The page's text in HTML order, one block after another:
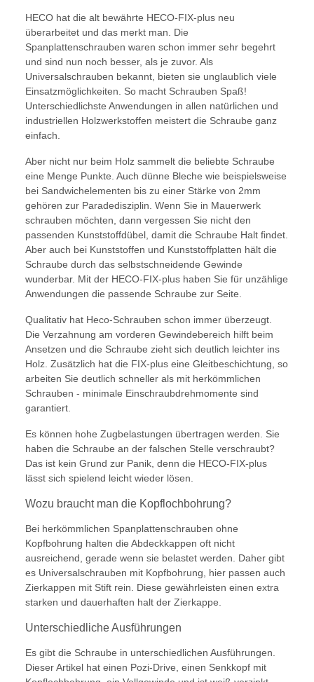
HECO hat die alt bewährte HECO-FIX-plus neu
überarbeitet und das merkt man. Die
Spanplattenschrauben waren schon immer sehr begehrt
und sind nun noch besser, als je zuvor. Als
Universalschrauben bekannt, bieten sie unglaublich viele
Einsatzmöglichkeiten. So macht Schrauben Spaß!
Unterschiedlichste Anwendungen in allen natürlichen und
industriellen Holzwerkstoffen meistert die Schraube ganz
einfach.
Aber nicht nur beim Holz sammelt die beliebte Schraube
eine Menge Punkte. Auch dünne Bleche wie beispielsweise
bei Sandwichelementen bis zu einer Stärke von 2mm
gehören zur Paradedisziplin. Wenn Sie in Mauerwerk
schrauben möchten, dann vergessen Sie nicht den
passenden Kunststoffdübel, damit die Schraube Halt findet.
Aber auch bei Kunststoffen und Kunststoffplatten hält die
Schraube durch das selbstschneidende Gewinde
wunderbar. Mit der HECO-FIX-plus haben Sie für unzählige
Anwendungen die passende Schraube zur Seite.
Qualitativ hat Heco-Schrauben schon immer überzeugt.
Die Verzahnung am vorderen Gewindebereich hilft beim
Ansetzen und die Schraube zieht sich deutlich leichter ins
Holz. Zusätzlich hat die FIX-plus eine Gleitbeschichtung, so
arbeiten Sie deutlich schneller als mit herkömmlichen
Schrauben - minimale Einschraubdrehmomente sind
garantiert.
Es können hohe Zugbelastungen übertragen werden. Sie
haben die Schraube an der falschen Stelle verschraubt?
Das ist kein Grund zur Panik, denn die HECO-FIX-plus
lässt sich spielend leicht wieder lösen.
Wozu braucht man die Kopflochbohrung?
Bei herkömmlichen Spanplattenschrauben ohne
Kopfbohrung halten die Abdeckkappen oft nicht
ausreichend, gerade wenn sie belastet werden. Daher gibt
es Universalschrauben mit Kopfbohrung, hier passen auch
Zierkappen mit Stift rein. Diese gewährleisten einen extra
starken und dauerhaften halt der Zierkappe.
Unterschiedliche Ausführungen
Es gibt die Schraube in unterschiedlichen Ausführungen.
Dieser Artikel hat einen Pozi-Drive, einen Senkkopf mit